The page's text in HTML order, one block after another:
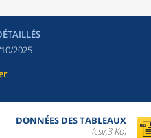
2025
DONNÉES DES TABLEAUX
(csv,3 Ko)